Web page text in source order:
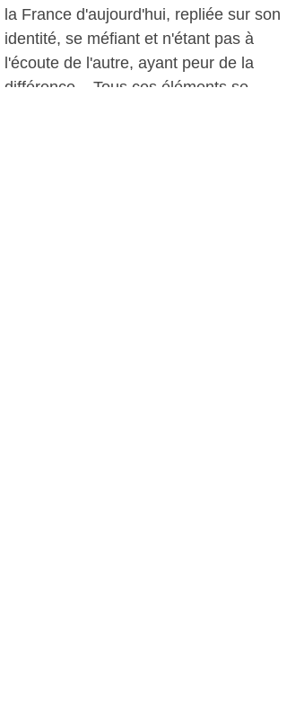
la France d'aujourd'hui, repliée sur son
identité, se méfiant et n'étant pas à
l'écoute de l'autre, ayant peur de la
différence... Tous ces éléments se